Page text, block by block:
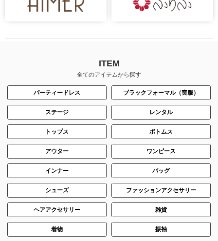
ITEM
全てのアイテムから探す
パーティードレス ブラックフォーマル（喪服）
ステージ レンタル
トップス ボトムス
アウター ワンピース
インナー バッグ
シューズ ファッションアクセサリー
ヘアアクセサリー 雑貨
着物 振袖